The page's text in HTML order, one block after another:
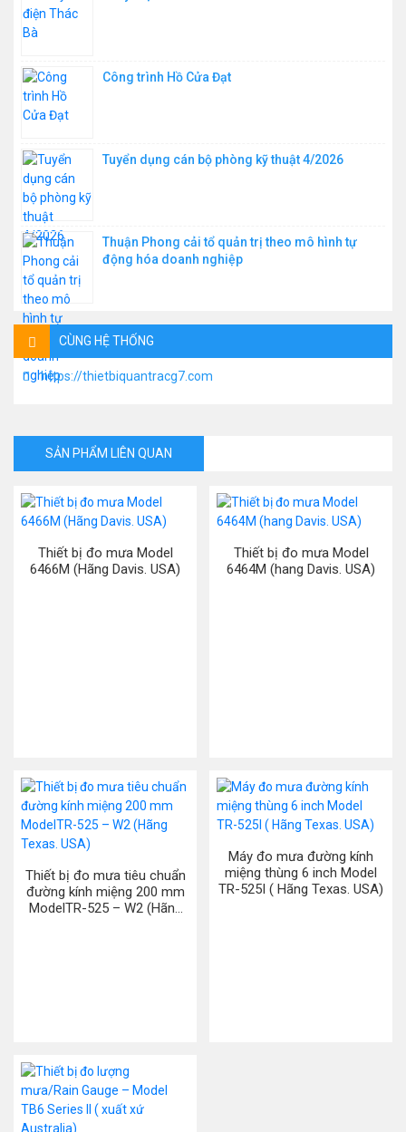
Công trình Hồ Cửa Đạt
Tuyển dụng cán bộ phòng kỹ thuật 4/2026
Thuận Phong cải tổ quản trị theo mô hình tự
động hóa doanh nghiệp
CÙNG HỆ THỐNG
https://thietbiquantracg7.com
SẢN PHẨM LIÊN QUAN
Thiết bị đo mưa Model
6466M (Hãng Davis. USA)
Thiết bị đo mưa Model
6464M (hang Davis. USA)
Thiết bị đo mưa tiêu chuẩn
đường kính miệng 200 mm
ModelTR-525 – W2 (Hãng
Máy đo mưa đường kính
miệng thùng 6 inch Model
TR-525I ( Hãng Texas. USA)